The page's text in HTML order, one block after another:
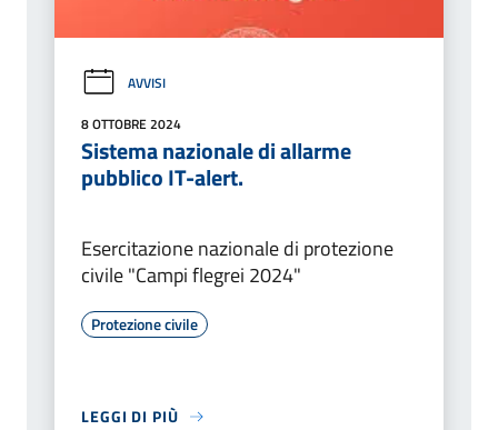
AVVISI
8 OTTOBRE 2024
Sistema nazionale di allarme
pubblico IT-alert.
Esercitazione nazionale di protezione
civile "Campi flegrei 2024"
Protezione civile
LEGGI DI PIÙ